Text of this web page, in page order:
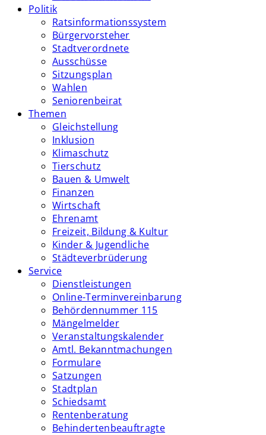
Politik
Ratsinformationssystem
Bürgervorsteher
Stadtverordnete
Ausschüsse
Sitzungsplan
Wahlen
Seniorenbeirat
Themen
Gleichstellung
Inklusion
Klimaschutz
Tierschutz
Bauen & Umwelt
Finanzen
Wirtschaft
Ehrenamt
Freizeit, Bildung & Kultur
Kinder & Jugendliche
Städteverbrüderung
Service
Dienstleistungen
Online-Terminvereinbarung
Behördennummer 115
Mängelmelder
Veranstaltungskalender
Amtl. Bekanntmachungen
Formulare
Satzungen
Stadtplan
Schiedsamt
Rentenberatung
Behindertenbeauftragte